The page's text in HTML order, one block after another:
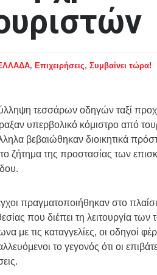
, Επιχειρήσεις, Συμβαίνει τώρα!
τεσσάρων οδηγών ταξί
υπερβολικό κόμιστρο από
βεβαιώθηκαν διοικητικά
ζήτημα της προστασίας των
πραγματοποιήθηκαν στο
που διέπει τη λειτουργία
με τις καταγγελίες, οι οδηγοί
το γεγονός ότι οι